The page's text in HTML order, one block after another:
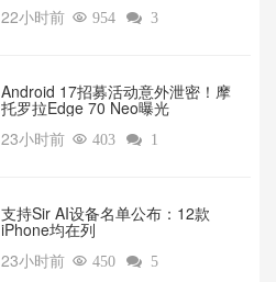
22小时前  954  3
Android 17招募活动意外泄密！摩
托罗拉Edge 70 Neo曝光
23小时前  403  1
支持Sir AI设备名单公布：12款
iPhone均在列
23小时前  450  5